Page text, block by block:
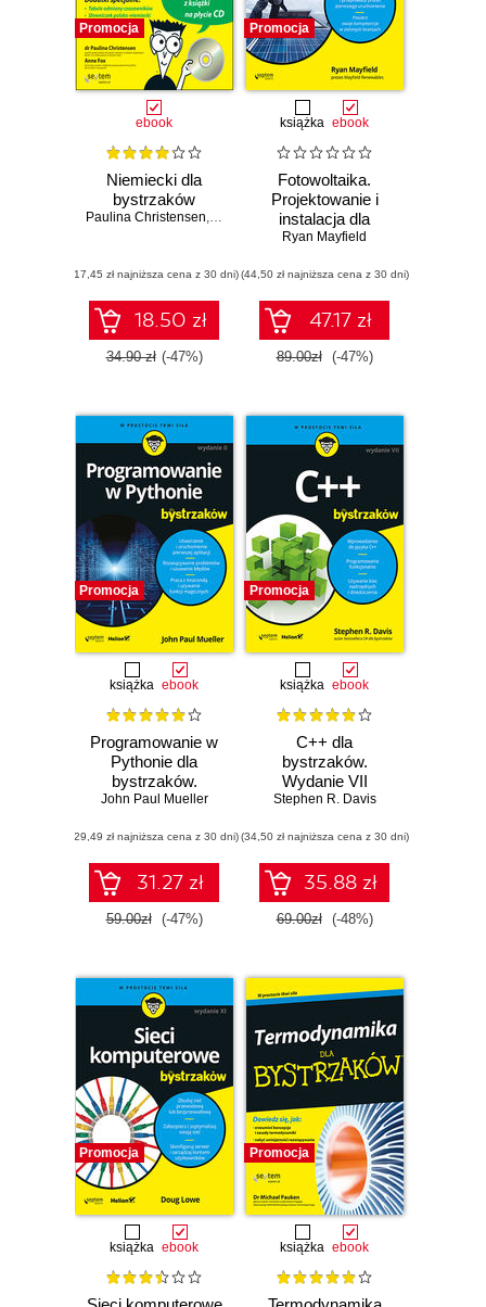
Promocja
ebook
Niemiecki dla
bystrzaków
Paulina Christensen,Anne Fox
(17,45 zł najniższa cena z 30 dni)
18.50 zł
34.90 zł (-47%)
Promocja
książka ebook
Fotowoltaika.
Projektowanie i
instalacja dla
bystrzaków
Ryan Mayfield
(44,50 zł najniższa cena z 30 dni)
47.17 zł
89.00zł (-47%)
Promocja
książka ebook
Programowanie w
Pythonie dla
bystrzaków.
Wydanie II
John Paul Mueller
(29,49 zł najniższa cena z 30 dni)
31.27 zł
59.00zł (-47%)
Promocja
książka ebook
C++ dla
bystrzaków.
Wydanie VII
Stephen R. Davis
(34,50 zł najniższa cena z 30 dni)
35.88 zł
69.00zł (-48%)
Promocja
książka ebook
Promocja
książka ebook